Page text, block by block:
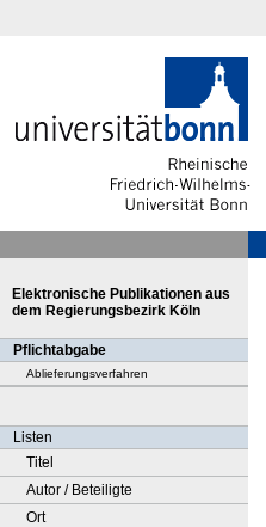
Elektronische Publikationen aus
dem Regierungsbezirk Köln
Pflichtabgabe
Ablieferungsverfahren
Listen
Titel
Autor / Beteiligte
Ort